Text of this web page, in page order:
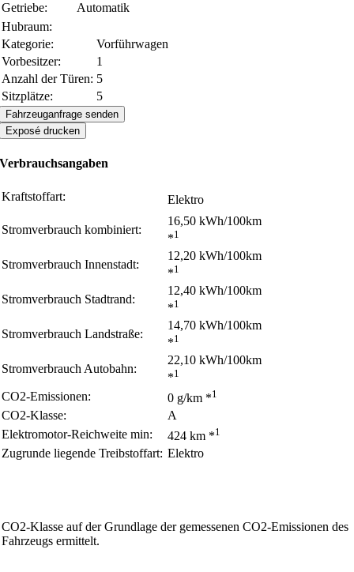
Getriebe:
Automatik
Hubraum:
Kategorie:
Vorführwagen
Vorbesitzer:
1
Anzahl der Türen: 5
Sitzplätze:
5
Fahrzeuganfrage senden
Exposé drucken
Verbrauchsangaben
Kraftstoffart: Elektro
Stromverbrauch kombiniert:
16,50 kWh/100km
*1
Stromverbrauch Innenstadt:
12,20 kWh/100km
*1
Stromverbrauch Stadtrand:
12,40 kWh/100km
*1
Stromverbrauch Landstraße:
14,70 kWh/100km
*1
Stromverbrauch Autobahn:
22,10 kWh/100km
*1
CO2-Emissionen: 0 g/km *1
CO2-Klasse:
A
Elektromotor-Reichweite min:
424 km *1
Zugrunde liegende Treibstoffart: Elektro
CO2-Klasse auf der Grundlage der gemessenen CO2-Emissionen des
Fahrzeugs ermittelt.